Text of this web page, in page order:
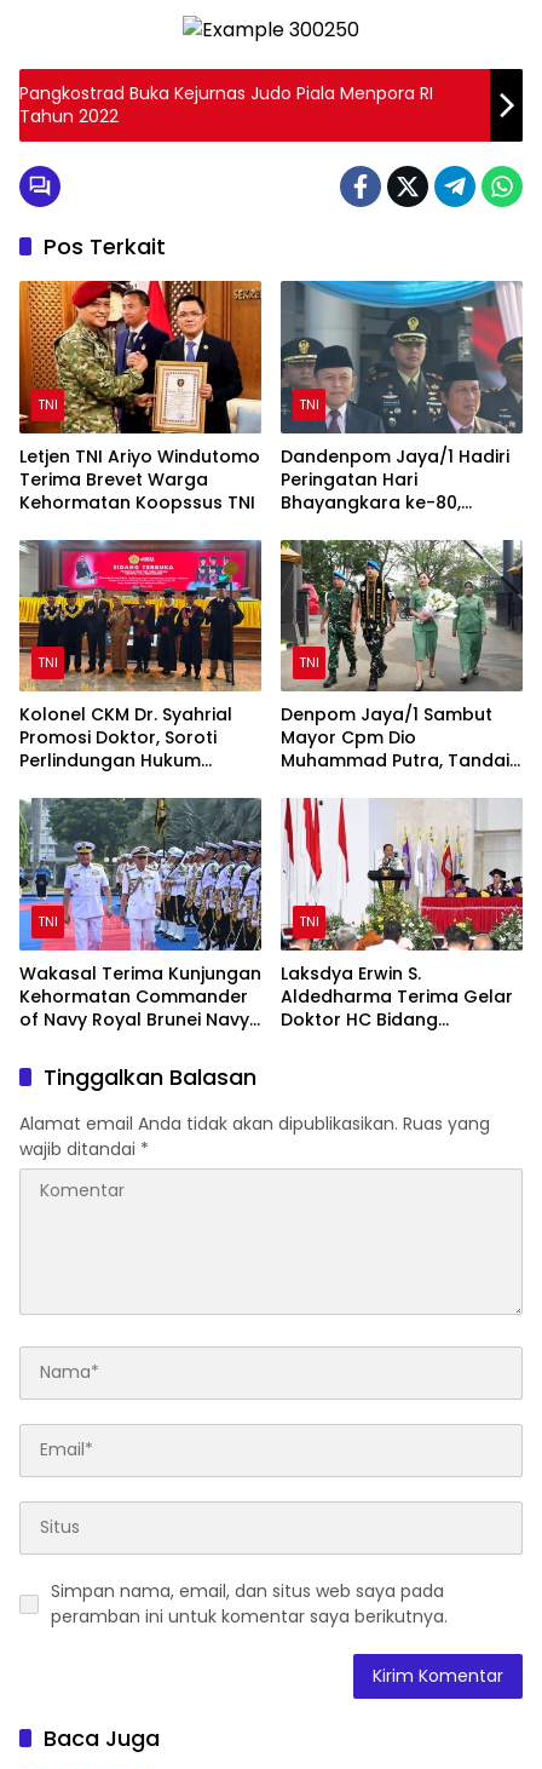
Pangkostrad Buka Kejurnas Judo Piala Menpora RI
Tahun 2022
Pos Terkait
TNI
Letjen TNI Ariyo Windutomo
Terima Brevet Warga
Kehormatan Koopssus TNI
TNI
Dandenpom Jaya/1 Hadiri
Peringatan Hari
Bhayangkara ke-80,
TNI
Kolonel CKM Dr. Syahrial
Promosi Doktor, Soroti
Perlindungan Hukum
Disabilitas
TNI
Denpom Jaya/1 Sambut
Mayor Cpm Dio
Muhammad Putra, Tandai
TNI
Wakasal Terima Kunjungan
Kehormatan Commander
of Navy Royal Brunei Navy
TNI
Laksdya Erwin S.
Aldedharma Terima Gelar
Doktor HC Bidang
Tinggalkan Balasan
Alamat email Anda tidak akan dipublikasikan. Ruas yang
wajib ditandai *
Simpan nama, email, dan situs web saya pada
peramban ini untuk komentar saya berikutnya.
Baca Juga